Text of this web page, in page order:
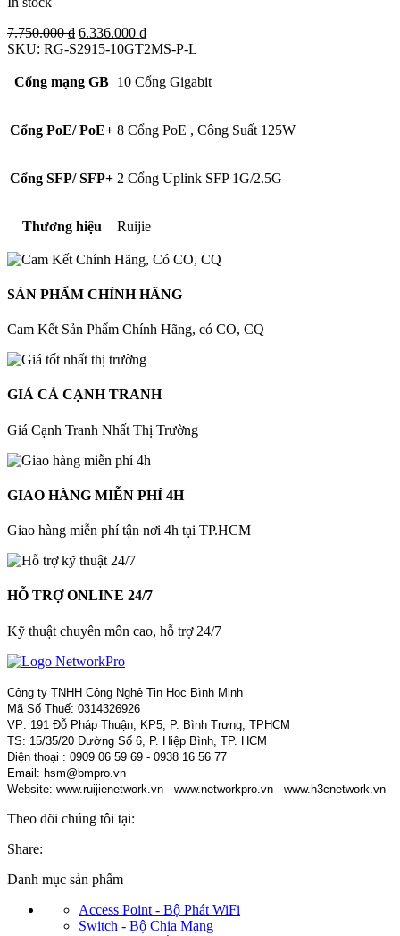
7.750.000₫ Original
price
7.750.000 ₫.
6.336.000 ₫Current
price
6.336.000 ₫.
SKU: RG-S2915-10GT2MS-P-L
Cổng mạng GB 10 Cổng Gigabit
Cổng PoE/ PoE+ 8 Cổng PoE , Công Suất 125W
Cổng SFP/ SFP+ 2 Cổng Uplink SFP 1G/2.5G
Thương hiệu Ruijie
SẢN PHẨM CHÍNH HÃNG
Cam Kết Sản Phẩm Chính Hãng, có CO, CQ
GIÁ CẢ CẠNH TRANH
Giá Cạnh Tranh Nhất Thị Trường
GIAO HÀNG MIỄN PHÍ 4H
Giao hàng miễn phí tận nơi 4h tại TP.HCM
HỖ TRỢ ONLINE 24/7
Kỹ thuật chuyên môn cao, hỗ trợ 24/7
Công ty TNHH Công Nghệ Tin Học Bình Minh
Mã Số Thuế: 0314326926
VP: 191 Đỗ Pháp Thuận, KP5, P. Bình Trưng, TPHCM
TS: 15/35/20 Đường Số 6, P. Hiệp Bình, TP. HCM
Điện thoại : 0909 06 59 69 - 0938 16 56 77
Email: hsm@bmpro.vn
Website: www.ruijienetwork.vn - www.networkpro.vn - www.h3cnetwork.vn
Theo dõi chúng tôi tại:
Share:
Danh mục sản phẩm
Access Point - Bộ Phát WiFi
Switch - Bộ Chia Mạng